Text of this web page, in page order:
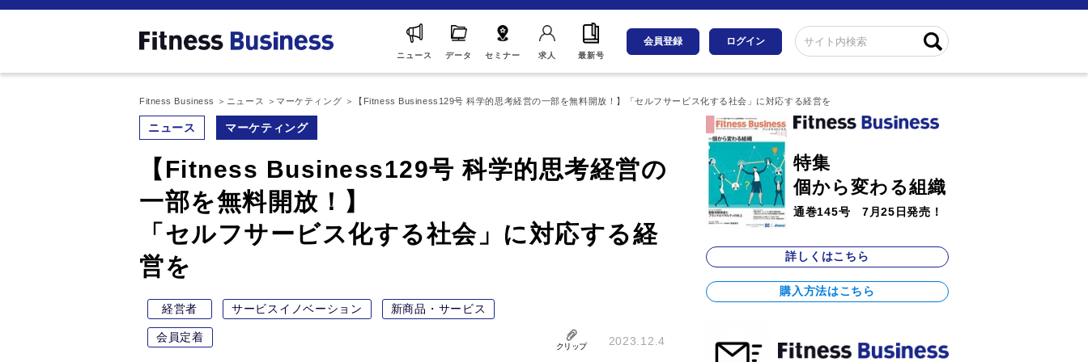
ニュース データ セミナー 求人 最新号
会員登録 ログイン
Fitness Business ニュース マーケティング 【Fitness Business129号 科学的思考経営の一部を無料開放！】「セルフサービス化する社会」に対応する経営を
ニュース マーケティング
【Fitness Business129号 科学的思考経営の
一部を無料開放！】
「セルフサービス化する社会」に対応する経
営を
経営者 サービスイノベーション 新商品・サービス
会員定着
クリップ 2023.12.4
特集
個から変わる組織
通巻145号 7月25日発売！
詳しくはこちら
購入方法はこちら